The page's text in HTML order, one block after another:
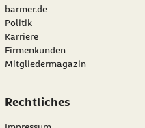
barmer.de
Politik
Karriere
Firmenkunden
Mitgliedermagazin
Rechtliches